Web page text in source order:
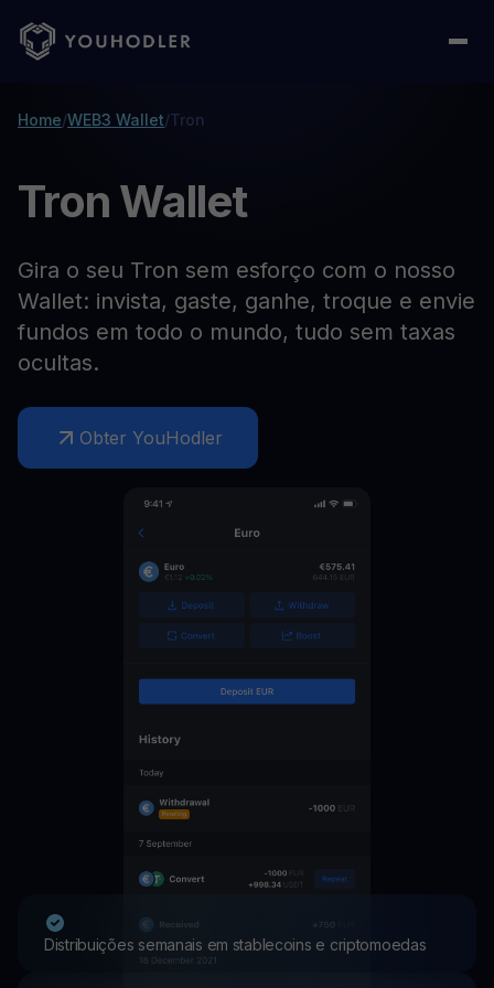
Home/WEB3 Wallet/Tron
Tron Wallet
Gira o seu Tron sem esforço com o nosso
Wallet: invista, gaste, ganhe, troque e envie
fundos em todo o mundo, tudo sem taxas
ocultas.
Obter YouHodler
Distribuições semanais em stablecoins e criptomoedas